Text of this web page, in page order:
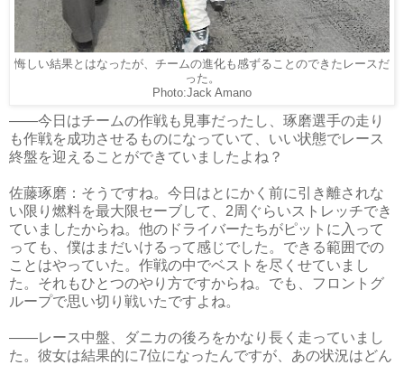
悔しい結果とはなったが、チームの進化も感ずることのできたレースだ
った。
Photo:Jack Amano
――今日はチームの作戦も見事だったし、琢磨選手の走り
も作戦を成功させるものになっていて、いい状態でレース
終盤を迎えることができていましたよね？
佐藤琢磨：そうですね。今日はとにかく前に引き離されな
い限り燃料を最大限セーブして、2周ぐらいストレッチでき
ていましたからね。他のドライバーたちがピットに入って
っても、僕はまだいけるって感じでした。できる範囲での
ことはやっていた。作戦の中でベストを尽くせていまし
た。それもひとつのやり方ですからね。でも、フロントグ
ループで思い切り戦いたですよね。
――レース中盤、ダニカの後ろをかなり長く走っていまし
た。彼女は結果的に7位になったんですが、あの状況はどん